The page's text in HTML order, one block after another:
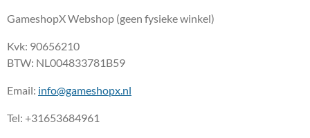
GameshopX Webshop (geen fysieke winkel)
Kvk: 90656210
BTW: NL004833781B59
Email: info@gameshopx.nl
Tel: +31653684961